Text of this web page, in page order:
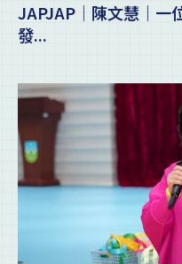
JAPJAP｜陳文慧｜一
發...